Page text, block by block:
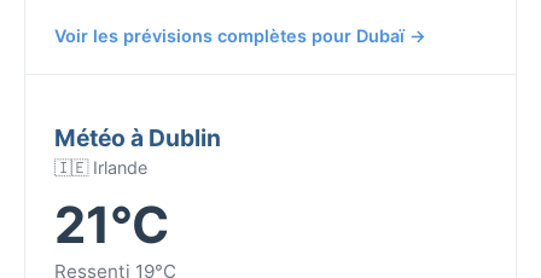
Voir les prévisions complètes pour Dubaï →
Météo à Dublin
🇮🇪 Irlande
21°C
Ressenti 19°C